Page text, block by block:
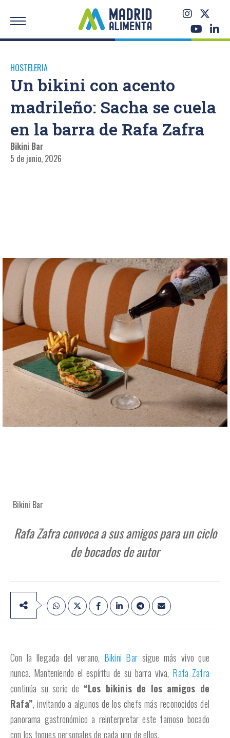
HOSTELERIA
Un bikini con acento
madrileño: Sacha se cuela
en la barra de Rafa Zafra
Bikini Bar
5 de junio, 2026
Bikini Bar
Rafa Zafra convoca a sus amigos para un ciclo
de bocados de autor
Con la llegada del verano, Bikini Bar sigue más vivo que
nunca. Manteniendo el espíritu de su barra viva, Rafa Zafra
continúa su serie de “Los bikinis de los amigos de
Rafa”, invitando a algunos de los chefs más reconocidos del
panorama gastronómico a reinterpretar este famoso bocado
con los toques personales de cada uno de ellos.